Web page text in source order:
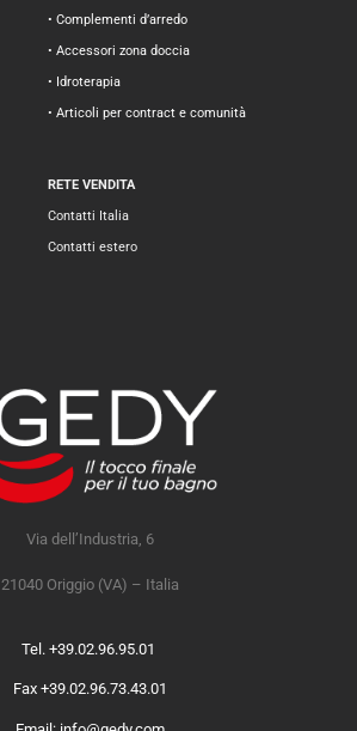
• Complementi d’arredo
• Accessori zona doccia
• Idroterapia
• Articoli per contract e comunità
RETE VENDITA
Contatti Italia
Contatti estero
Via dell’Industria, 6
21040 Origgio (VA) – Italia
Tel. +39.02.96.95.01
Fax +39.02.96.73.43.01